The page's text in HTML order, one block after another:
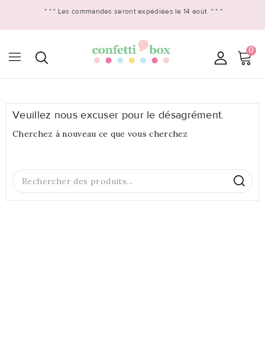
* * * Les commandes seront expédiées le 14 août * * *
0
Veuillez nous excuser pour le désagrément.
Cherchez à nouveau ce que vous cherchez